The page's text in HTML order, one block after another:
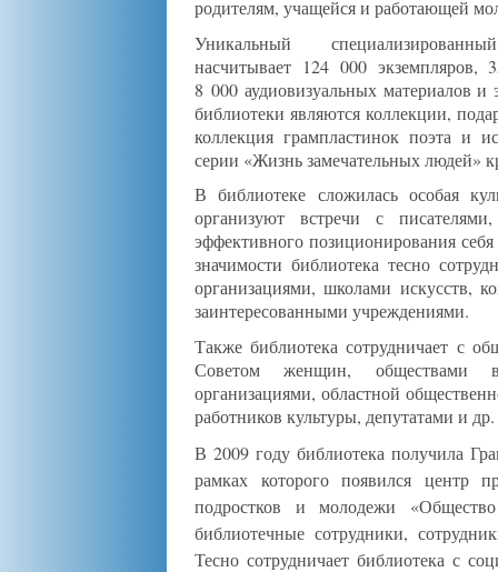
родителям, учащейся и работающей
Уникальный
насчитывает 124 000 экземпляров,
8 000 аудиовизуальных материалов
библиотеки являются коллекции,
коллекция грампластинок поэта и
серии «Жизнь замечательных людей»
В библиотеке сложилась особая
организуют встречи с
эффективного позиционирования
значимости библиотека тесно
организациями, школами искусств,
заинтересованными учреждениями.
Также библиотека сотрудничает с
Советом женщин, обществами
организациями, областной
работников культуры, депутатами и др.
В 2009 году библиотека получила
рамках которого появился центр
подростков и молодежи
библиотечные сотрудники,
Тесно сотрудничает библиотека с